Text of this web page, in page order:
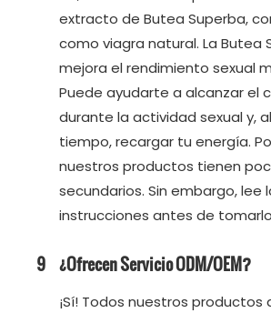
extracto de Butea Superba,
como viagra natural. La Butea
mejora el rendimiento sexual
Puede ayudarte a alcanzar el
durante la actividad sexual y,
tiempo, recargar tu energía.
nuestros productos tienen
secundarios. Sin embargo, lee
instrucciones antes de
9 ¿Ofrecen Servicio ODM/OEM?
¡Sí! Todos nuestros productos